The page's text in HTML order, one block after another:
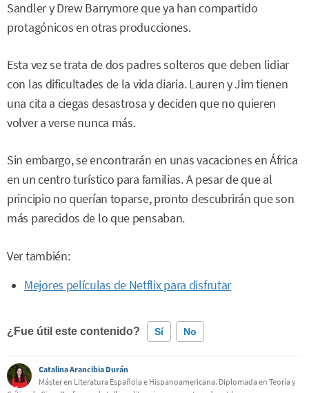
Sandler y Drew Barrymore que ya han compartido
protagónicos en otras producciones.
Esta vez se trata de dos padres solteros que deben lidiar
con las dificultades de la vida diaria. Lauren y Jim tienen
una cita a ciegas desastrosa y deciden que no quieren
volver a verse nunca más.
Sin embargo, se encontrarán en unas vacaciones en África
en un centro turístico para familias. A pesar de que al
principio no querían toparse, pronto descubrirán que son
más parecidos de lo que pensaban.
Ver también:
Mejores películas de Netflix para disfrutar
¿Fue útil este contenido? Sí No
Este contenido contiene información incorrecta
Catalina Arancibia Durán
Máster en Literatura Española e Hispanoamericana. Diplomada en Teoría y